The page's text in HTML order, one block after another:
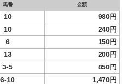
馬番 金額
10 980円
10
240円
6
150円
13
200円
3-5
850円
6-10 1,470円